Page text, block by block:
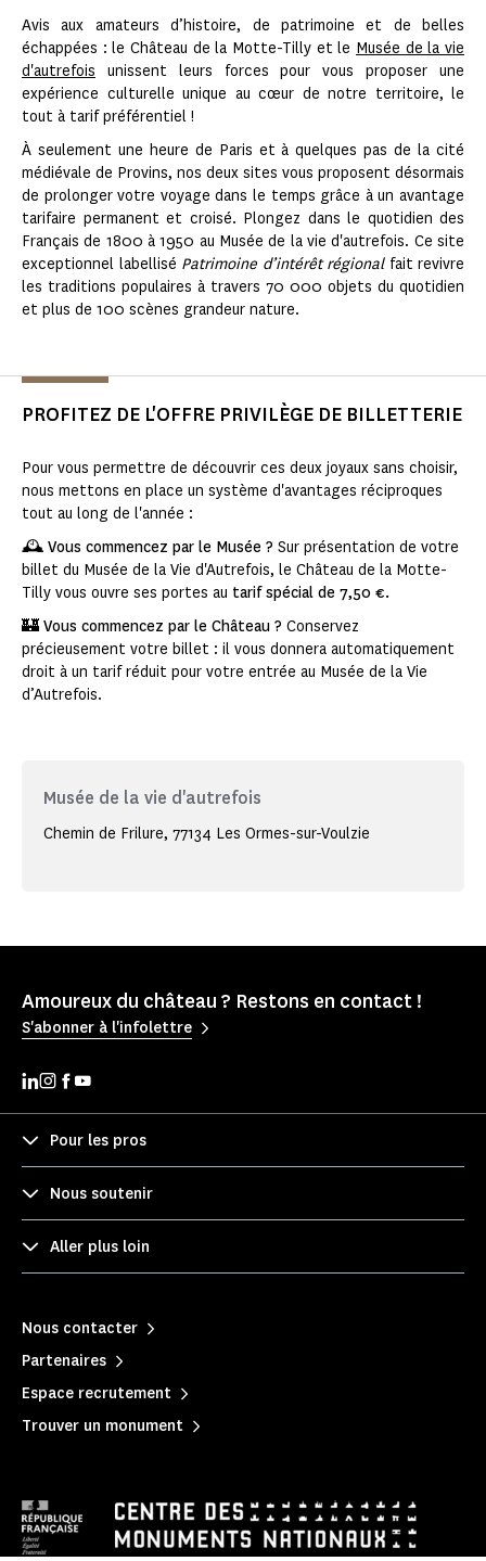
Avis aux amateurs d’histoire, de patrimoine et de belles
échappées : le Château de la Motte-Tilly et le Musée de la vie
d'autrefois unissent leurs forces pour vous proposer une
expérience culturelle unique au cœur de notre territoire, le
tout à tarif préférentiel !
À seulement une heure de Paris et à quelques pas de la cité
médiévale de Provins, nos deux sites vous proposent désormais
de prolonger votre voyage dans le temps grâce à un avantage
tarifaire permanent et croisé. Plongez dans le quotidien des
Français de 1800 à 1950 au Musée de la vie d'autrefois. Ce site
exceptionnel labellisé Patrimoine d’intérêt régionalfait revivre
les traditions populaires à travers 70 000 objets du quotidien
et plus de 100 scènes grandeur nature.
PROFITEZ DE L'OFFRE PRIVILÈGE DE BILLETTERIE
Pour vous permettre de découvrir ces deux joyaux sans choisir,
nous mettons en place un système d'avantages réciproques
tout au long de l'année :
🕰️​ Vous commencez par le Musée ? Sur présentation de votre
billet du Musée de la Vie d'Autrefois, le Château de la Motte-
Tilly vous ouvre ses portes au tarif spécial de 7,50 €.
🏰​ Vous commencez par le Château ? Conservez
précieusement votre billet : il vous donnera automatiquement
droit à un tarif réduit pour votre entrée au Musée de la Vie
d’Autrefois.
Musée de la vie d'autrefois
Chemin de Frilure, 77134 Les Ormes-sur-Voulzie
Amoureux du château ? Restons en contact !
S'abonner à l'infolettre
Pour les pros
Nous soutenir
Aller plus loin
Nous contacter
Partenaires
Espace recrutement
Trouver un monument